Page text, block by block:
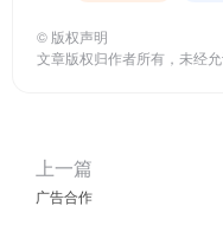
© 版权声明
文章版权归作者所有，未经允
上一篇
广告合作